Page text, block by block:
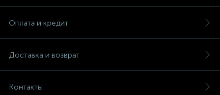
Оплата и кредит
Доставка и возврат
Контакты